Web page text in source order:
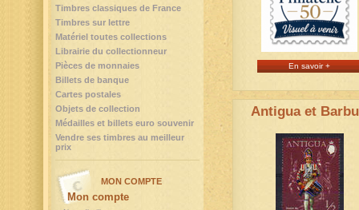
En savoir +
Antigua et
Timbres classiques de France
Timbres sur lettre
Matériel toutes collections
Librairie du collectionneur
Pièces de monnaies
Billets de banque
Cartes postales
Objets de collection
Médailles et billets euro souvenir
Vendre ses timbres au meilleur
prix
MON COMPTE
Mon compte